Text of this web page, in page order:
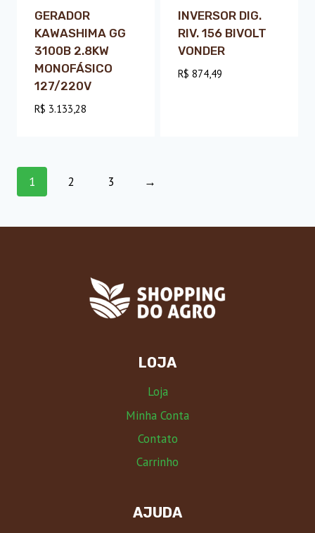
GERADOR
KAWASHIMA GG
3100B 2.8KW
MONOFÁSICO
127/220V
R$ 3.133,28
INVERSOR DIG.
RIV. 156 BIVOLT
VONDER
R$ 874,49
1 2 3 →
LOJA
Loja
Minha Conta
Contato
Carrinho
AJUDA